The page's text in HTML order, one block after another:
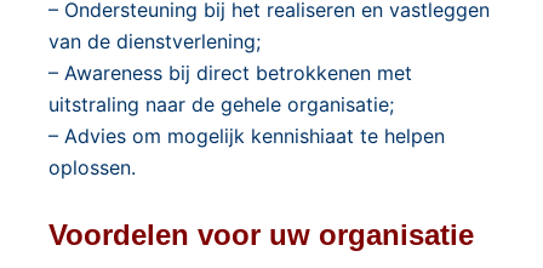
– Ondersteuning bij het realiseren en vastleggen
van de dienstverlening;
– Awareness bij direct betrokkenen met
uitstraling naar de gehele organisatie;
– Advies om mogelijk kennishiaat te helpen
oplossen.
Voordelen voor uw organisatie